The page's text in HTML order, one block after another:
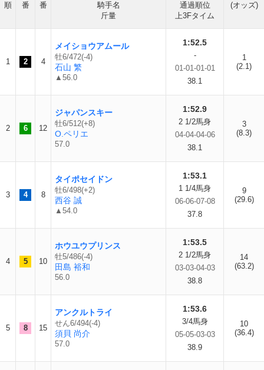
順
番
番
騎手名
斤量
通過順位
上3Fタイム
(オッズ)
1 2 4
メイショウアムール
牡6/472(-4)
石山 繁
▲56.0
1:52.5
-
01-01-01-01
38.1
1
(2.1)
2 6 12
ジャパンスキー
牡6/512(+8)
O.ペリエ
57.0
1:52.9
2 1/2馬身
04-04-04-06
38.1
3
(8.3)
3 4 8
タイポセイドン
牡6/498(+2)
西谷 誠
▲54.0
1:53.1
1 1/4馬身
06-06-07-08
37.8
9
(29.6)
4 5 10
ホウユウプリンス
牡5/486(-4)
田島 裕和
56.0
1:53.5
2 1/2馬身
03-03-04-03
38.8
14
(63.2)
5 8 15
アンクルトライ
せん6/494(-4)
須貝 尚介
57.0
1:53.6
3/4馬身
05-05-03-03
38.9
10
(36.4)